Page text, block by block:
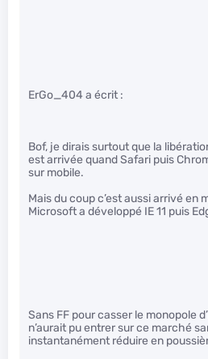
ErGo_404 a écrit :
Bof, je dirais surtout que la
est arrivée quand Safari puis
sur mobile.
Mais du coup c’est aussi arrivé en
Microsoft a développé IE 11 puis
Sans FF pour casser le monopole
n’aurait pu entrer sur ce marché
instantanément réduire en